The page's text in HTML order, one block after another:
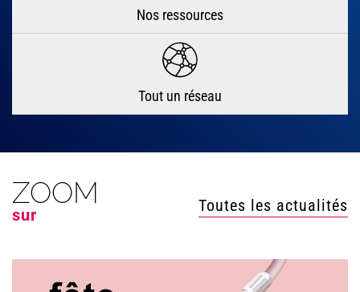
Nos ressources
Tout un réseau
Toutes les actualités
ZOOM
sur